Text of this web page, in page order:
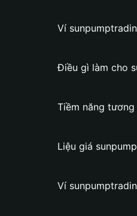
Ví
Điều gì làm cho
Tiềm năng
Liệu giá
Ví